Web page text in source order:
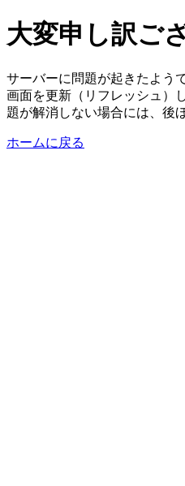
大変申し訳ご
サーバーに問題が起きたようで
画面を更新（リフレッシュ）
題が解消しない場合には、後
ホームに戻る